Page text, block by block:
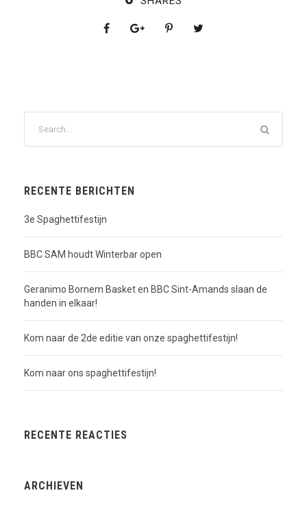
RECENTE BERICHTEN
3e Spaghettifestijn
BBC SAM houdt Winterbar open
Geranimo Bornem Basket en BBC Sint-Amands slaan de
handen in elkaar!
Kom naar de 2de editie van onze spaghettifestijn!
Kom naar ons spaghettifestijn!
RECENTE REACTIES
ARCHIEVEN